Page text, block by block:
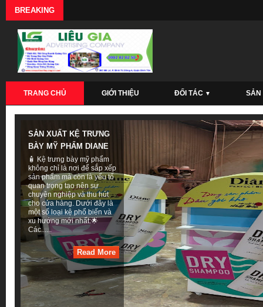
BREAKING
TRANG CHỦ GIỚI THIỆU ĐỐI TÁC ▼ SẢN
SẢN XUẤT KỆ TRƯNG
BÀY MỸ PHẨM DIANE
🧴 Kệ trưng bày mỹ phẩm
không chỉ là nơi để sắp xếp
sản phẩm mà còn là yếu tố
quan trọng tạo nên sự
chuyên nghiệp và thu hút
cho cửa hàng. Dưới đây là
một số loại kệ phổ biến và
xu hướng mới nhất:🌟
Các......
Read More